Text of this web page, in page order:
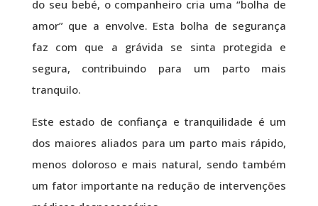
do seu bebé, o companheiro cria uma “bolha de
amor” que a envolve. Esta bolha de segurança
faz com que a grávida se sinta protegida e
segura, contribuindo para um parto mais
tranquilo.
Este estado de confiança e tranquilidade é um
dos maiores aliados para um parto mais rápido,
menos doloroso e mais natural, sendo também
um fator importante na redução de intervenções